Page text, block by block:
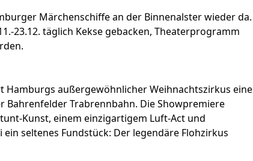
Märchenschiffe an der Binnenalster wieder da.
23.12. täglich Kekse gebacken, Theaterprogramm
Hamburgs außergewöhnlicher Weihnachtszirkus eine
Bahrenfelder Trabrennbahn. Die Showpremiere
Kunst, einem einzigartigem Luft-Act und
seltenes Fundstück: Der legendäre Flohzirkus